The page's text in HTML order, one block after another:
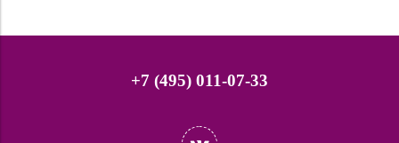
+7 (495) 011-07-33